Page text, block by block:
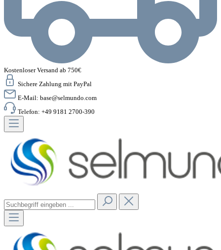
Kostenloser Versand ab 750€
Sichere Zahlung mit PayPal
E-Mail: base@selmundo.com
Telefon: +49 9181 2700-390